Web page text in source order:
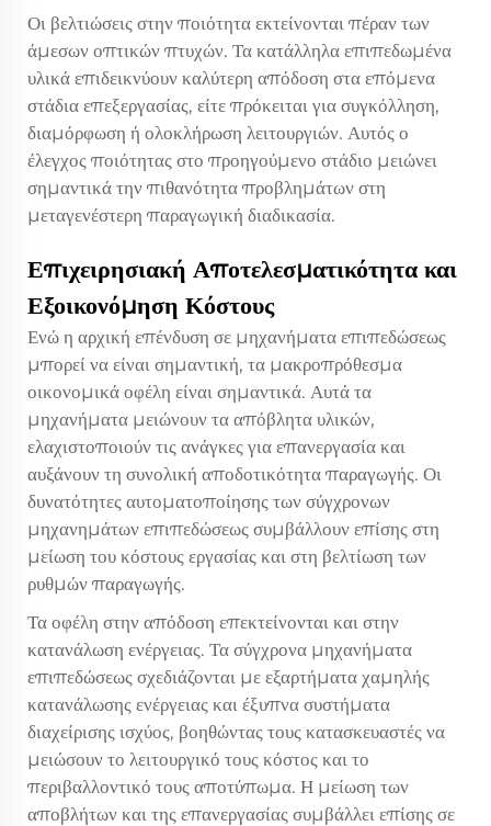
Οι βελτιώσεις στην ποιότητα εκτείνονται πέραν των
άμεσων οπτικών πτυχών. Τα κατάλληλα επιπεδωμένα
υλικά επιδεικνύουν καλύτερη απόδοση στα επόμενα
στάδια επεξεργασίας, είτε πρόκειται για συγκόλληση,
διαμόρφωση ή ολοκλήρωση λειτουργιών. Αυτός ο
έλεγχος ποιότητας στο προηγούμενο στάδιο μειώνει
σημαντικά την πιθανότητα προβλημάτων στη
μεταγενέστερη παραγωγική διαδικασία.
Επιχειρησιακή Αποτελεσματικότητα και
Εξοικονόμηση Κόστους
Ενώ η αρχική επένδυση σε μηχανήματα επιπεδώσεως
μπορεί να είναι σημαντική, τα μακροπρόθεσμα
οικονομικά οφέλη είναι σημαντικά. Αυτά τα
μηχανήματα μειώνουν τα απόβλητα υλικών,
ελαχιστοποιούν τις ανάγκες για επανεργασία και
αυξάνουν τη συνολική αποδοτικότητα παραγωγής. Οι
δυνατότητες αυτοματοποίησης των σύγχρονων
μηχανημάτων επιπεδώσεως συμβάλλουν επίσης στη
μείωση του κόστους εργασίας και στη βελτίωση των
ρυθμών παραγωγής.
Τα οφέλη στην απόδοση επεκτείνονται και στην
κατανάλωση ενέργειας. Τα σύγχρονα μηχανήματα
επιπεδώσεως σχεδιάζονται με εξαρτήματα χαμηλής
κατανάλωσης ενέργειας και έξυπνα συστήματα
διαχείρισης ισχύος, βοηθώντας τους κατασκευαστές να
μειώσουν το λειτουργικό τους κόστος και το
περιβαλλοντικό τους αποτύπωμα. Η μείωση των
αποβλήτων και της επανεργασίας συμβάλλει επίσης σε